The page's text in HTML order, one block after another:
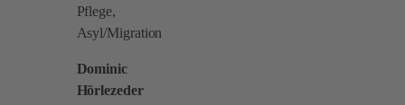
Pflege,
Asyl/Migration
Dominic
Hörlezeder